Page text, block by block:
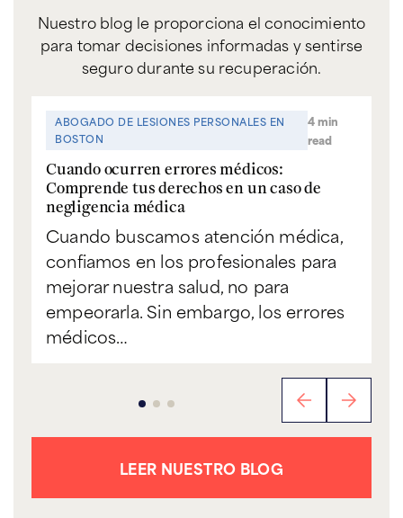
Nuestro blog le proporciona el conocimiento
para tomar decisiones informadas y sentirse
seguro durante su recuperación.
ABOGADO DE LESIONES PERSONALES EN
BOSTON
4 min
read
Cuando ocurren errores médicos:
Comprende tus derechos en un caso de
negligencia médica
Cuando buscamos atención médica,
confiamos en los profesionales para
mejorar nuestra salud, no para
empeorarla. Sin embargo, los errores
médicos…
LEER NUESTRO BLOG